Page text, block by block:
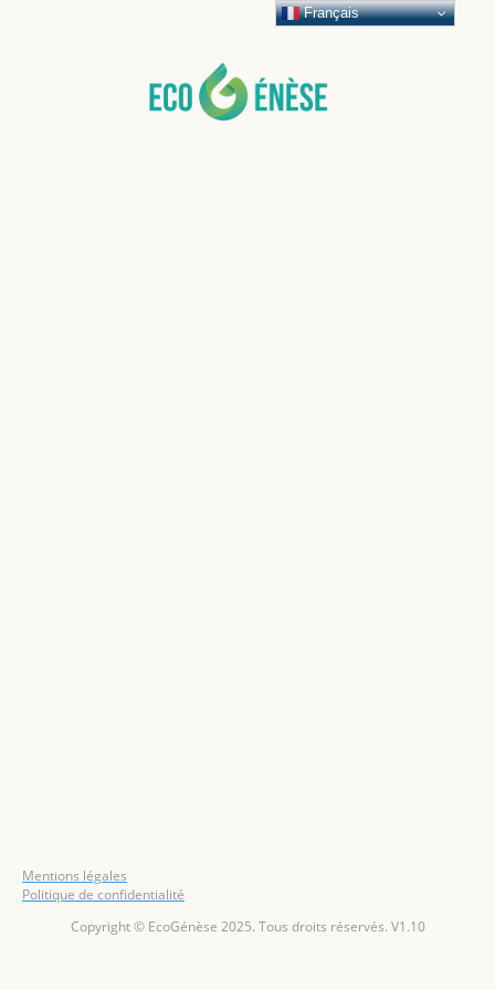
Mentions légales
Politique de confidentialité
Copyright © EcoGénèse 2025. Tous droits réservés. V1.10
Français